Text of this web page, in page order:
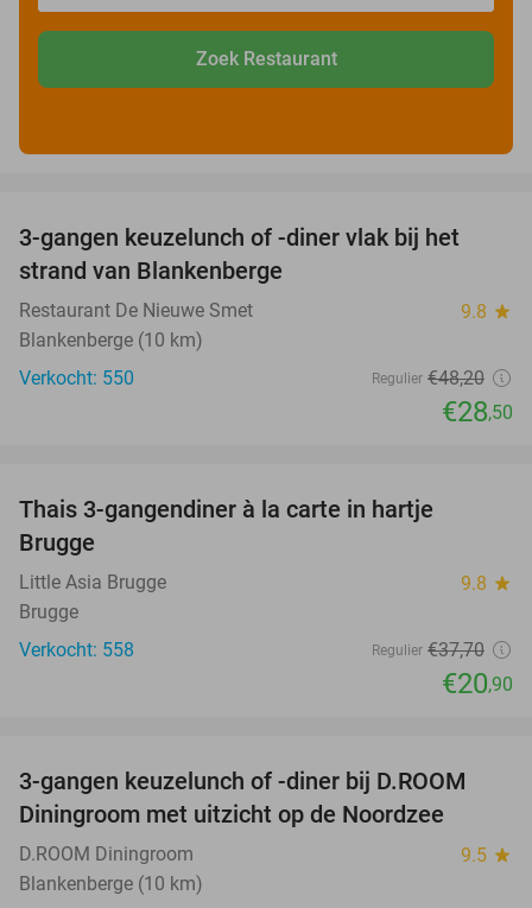
Zoek Restaurant
3-gangen keuzelunch of -diner vlak bij het
strand van Blankenberge
Restaurant De Nieuwe Smet 9.8 star
Blankenberge (10 km)
Verkocht: 550
Regulier €48,20
€28,50
Thais 3-gangendiner à la carte in hartje
Brugge
Little Asia Brugge 9.8 star
Brugge
Verkocht: 558
Regulier €37,70
€20,90
29%
3-gangen keuzelunch of -diner bij D.ROOM
Diningroom met uitzicht op de Noordzee
D.ROOM Diningroom 9.5 star
Blankenberge (10 km)